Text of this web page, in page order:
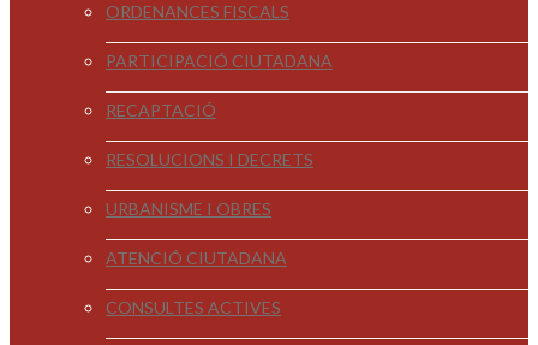
ORDENANCES FISCALS
PARTICIPACIÓ CIUTADANA
RECAPTACIÓ
RESOLUCIONS I DECRETS
URBANISME I OBRES
ATENCIÓ CIUTADANA
CONSULTES ACTIVES